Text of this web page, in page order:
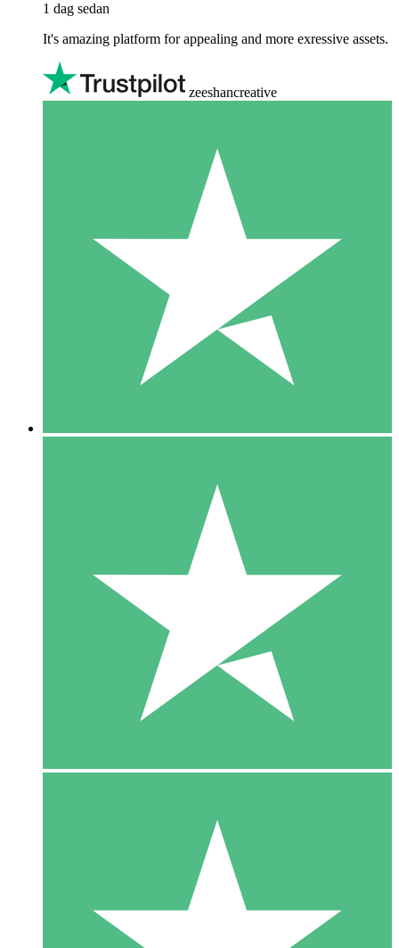
1 dag sedan
It's amazing platform for appealing and more exressive assets.
zeeshancreative